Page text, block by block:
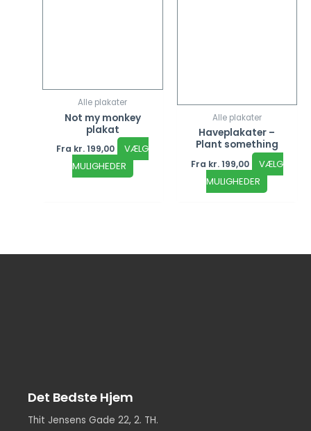
Alle plakater
Not my monkey
plakat
Fra kr.199,00
VÆLG
MULIGHEDER
Alle plakater
Haveplakater –
Plant something
Fra kr.199,00
VÆLG
MULIGHEDER
Det Bedste Hjem
Thit Jensens Gade 22, 2. TH.